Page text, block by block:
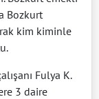
Bozkurt
kim kiminle
Fulya K.
3 daire